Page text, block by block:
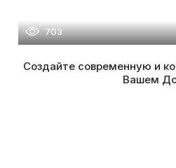
703
Создайте современную и
Вашем